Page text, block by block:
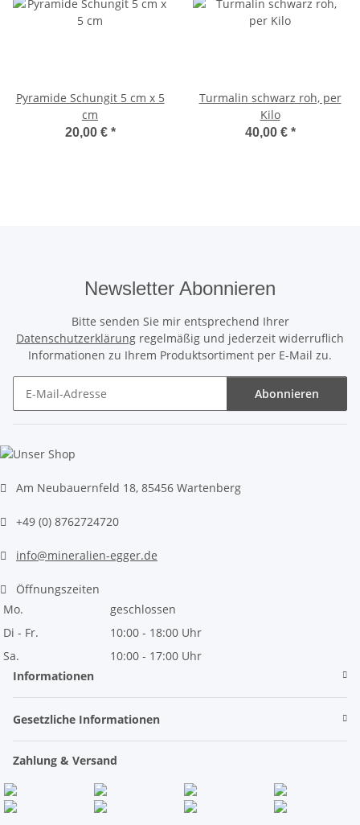
Pyramide Schungit 5 cm x 5
cm
20,00 € *
Turmalin schwarz roh, per
Kilo
40,00 € *
Newsletter Abonnieren
Bitte senden Sie mir entsprechend Ihrer
Datenschutzerklärung regelmäßig und jederzeit widerruflich
Informationen zu Ihrem Produktsortiment per E-Mail zu.
Abonnieren
Am Neubauernfeld 18, 85456 Wartenberg
+49 (0) 8762724720
info@mineralien-egger.de
Öffnungszeiten
Mo.
geschlossen
Di - Fr.
10:00 - 18:00 Uhr
Sa.
10:00 - 17:00 Uhr
Informationen
Gesetzliche Informationen
Zahlung & Versand